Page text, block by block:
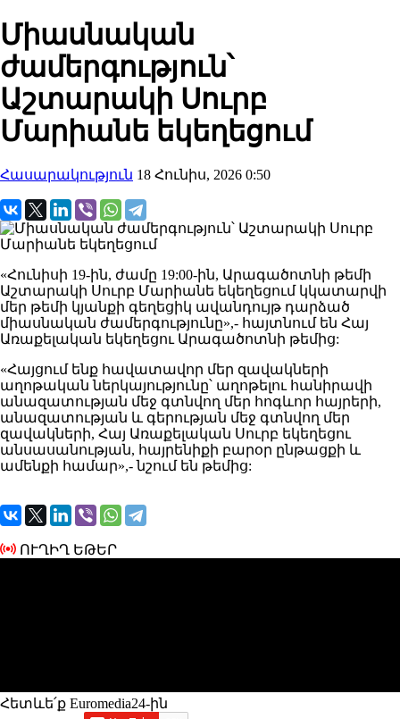
Միասնական
ժամերգություն՝
Աշտարակի Սուրբ
Մարիանե եկեղեցում
Հասարակություն 18 Հունիս, 2026 0:50
«Հունիսի 19-ին, ժամը 19:00-ին, Արագածոտնի թեմի
Աշտարակի Սուրբ Մարիանե եկեղեցում կկատարվի
մեր թեմի կյանքի գեղեցիկ ավանդույթ դարձած
միասնական ժամերգությունը»,- հայտնում են Հայ
Առաքելական եկեղեցու Արագածոտնի թեմից:
«Հայցում ենք հավատավոր մեր զավակների
աղոթական ներկայությունը՝ աղոթելու հանիրավի
անազատության մեջ գտնվող մեր հոգևոր հայրերի,
անազատության և գերության մեջ գտնվող մեր
զավակների, Հայ Առաքելական Սուրբ եկեղեցու
անսասանության, հայրենիքի բարօր ընթացքի և
ամենքի համար»,- նշում են թեմից:
ՈՒՂԻՂ ԵԹԵՐ
Հետևե՛ք Euromedia24-ին